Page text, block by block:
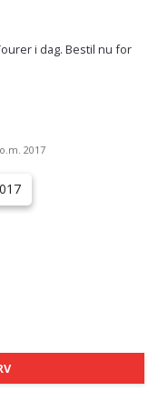
i dag. Bestil nu for
2017